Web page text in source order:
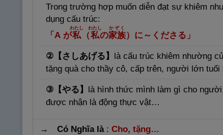
Trong trường hợp muốn diễn đạt sự khiêm
dụng cấu trúc:
「 A が私
わたし
（私
わたし
の家族
かぞく
）に～くださる」
② 【さしあげる】 là cấu trúc khiêm nhường
tặng quà cho thầy cô, cấp trên, người lớn tuổi
③ 【やる】 là hình thức mình làm gì cho
được nhận là động thực vật…
→ Có Nghĩa là: Cho, tặng…